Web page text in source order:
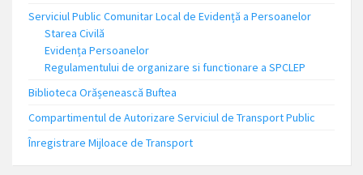
Serviciul Public Comunitar Local de Evidență a Persoanelor
Starea Civilă
Evidența Persoanelor
Regulamentului de organizare si functionare a SPCLEP
Biblioteca Orășenească Buftea
Compartimentul de Autorizare Serviciul de Transport Public
Înregistrare Mijloace de Transport